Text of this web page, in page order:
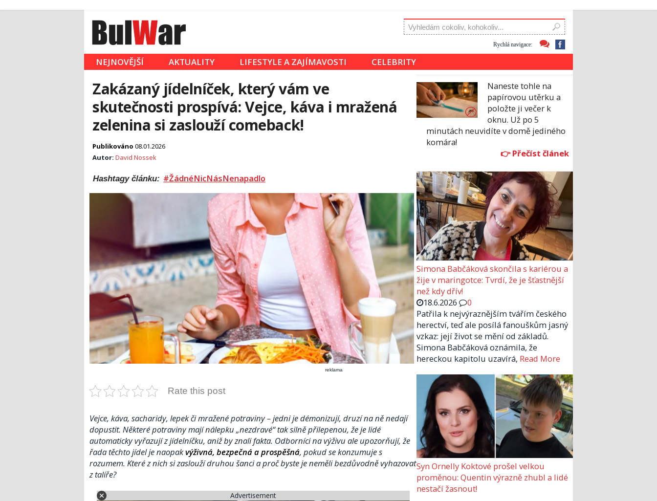
Rychlá navigace:
NEJNOVĚJŠÍ AKTUALITY LIFESTYLE A ZAJÍMAVOSTI CELEBRITY
Zakázaný jídelníček, který vám ve
skutečnosti prospívá: Vejce, káva i mražená
zelenina si zaslouží comeback!
Publikováno 08.01.2026
Autor: David Nossek
Hashtagy článku: #ŽádnéNicNásNenapadlo
reklama
Rate this post
Vejce, káva, sacharidy, lepek či mražené potraviny – jedni je démonizují, druzí na ně nedají
dopustit. Některé potraviny mají nálepku „nezdravé“ tak silně přilepenou, že je lidé
automaticky vyřazují z jídelníčku, aniž by znali fakta. Odborníci na výživu ale upozorňují, že
řada těchto jídel je naopakvýživná, bezpečná a prospěšná, pokud se konzumuje s
rozumem. Které z nich si zaslouží druhou šanci a proč byste je neměli bezdůvodně vyhazovat
z talíře?
Advertisement
Naneste tohle na
papírovou utěrku a
položte ji večer k
oknu. Už po 5
minutách neuvidíte v domě jediného
komára!
Simona Babčáková skončila s kariérou a
žije v maringotce: Tvrdí, že je šťastnější
než kdy dřív!
18.6.2026
0
Patřila k nejvýraznějším tvářím českého
herectví, teď ale posílá fanouškům jasný
vzkaz: její život se mění od základů.
Simona Babčáková oznámila, že
hereckou kapitolu uzavírá, Read More
Syn Ornelly Koktové prošel velkou
proměnou: Quentin výrazně zhubl a lidé
nestačí žasnout!